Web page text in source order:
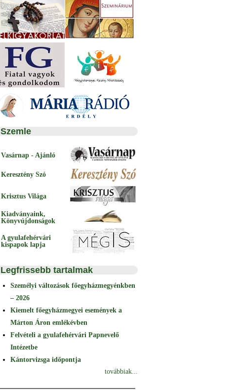
Szemle
Vasárnap - Ajánló
Keresztény Szó
Krisztus Világa
Kiadványaink,
Könyvújdonságok
A gyulafehérvári
kispapok lapja
Legfrissebb tartalmak
Személyi változások főegyházmegyénkben
– 2026
Kiemelt főegyházmegyei események a
Márton Áron emlékévben
Felvételi a gyulafehérvári Papnevelő
Intézetbe
Kántorvizsga időpontja
továbbiak...